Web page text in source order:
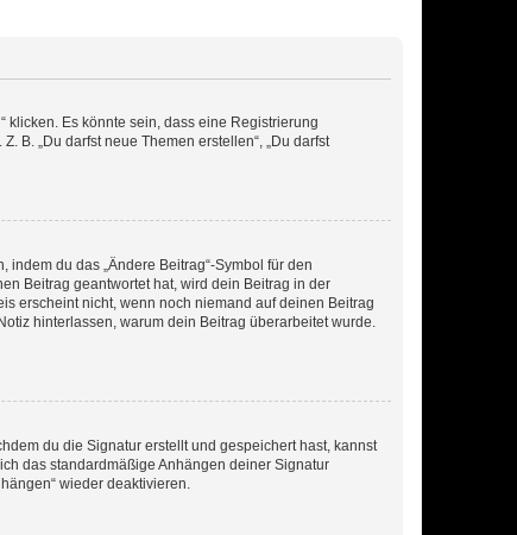
klicken. Es könnte sein, dass eine Registrierung
B. „Du darfst neue Themen erstellen“, „Du darfst
du das „Ändere Beitrag“-Symbol für den
Beitrag geantwortet hat, wird dein Beitrag in der
erscheint nicht, wenn noch niemand auf deinen Beitrag
hinterlassen, warum dein Beitrag überarbeitet wurde.
du die Signatur erstellt und gespeichert hast, kannst
das standardmäßige Anhängen deiner Signatur
wieder deaktivieren.